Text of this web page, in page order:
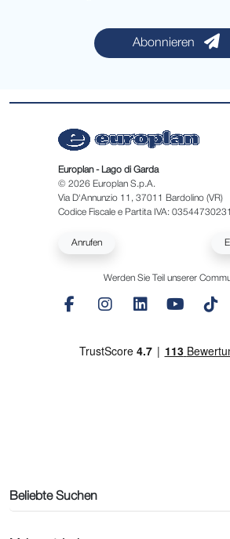
Abonnieren
Beliebte Suchen
Europlan - Lago di Garda
© 2026 Europlan S.p.A.
Via D'Annunzio 11, 37011 Bardolino (VR)
Codice Fiscale e Partita IVA: 03544730231
Anrufen
Werden Sie Teil unserer